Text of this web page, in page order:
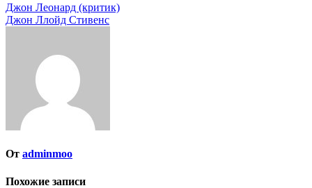
Навигация
по
Джон Леонард (критик)
Джон Ллойд Стивенс
От adminmoo
Похожие записи